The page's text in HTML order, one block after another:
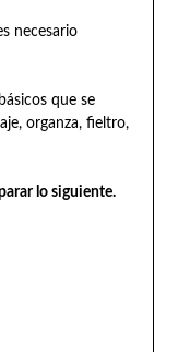
necesario
que se
organza, fieltro,
lo siguiente.